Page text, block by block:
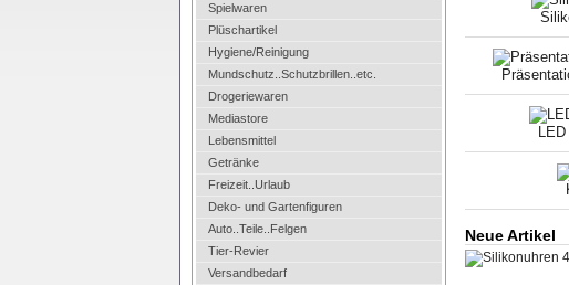
Spielwaren
Plüschartikel
Hygiene/Reinigung
Mundschutz..Schutzbrillen..etc.
Drogeriewaren
Mediastore
Lebensmittel
Getränke
Freizeit..Urlaub
Deko- und Gartenfiguren
Auto..Teile..Felgen
Tier-Revier
Versandbedarf
Neue Artikel